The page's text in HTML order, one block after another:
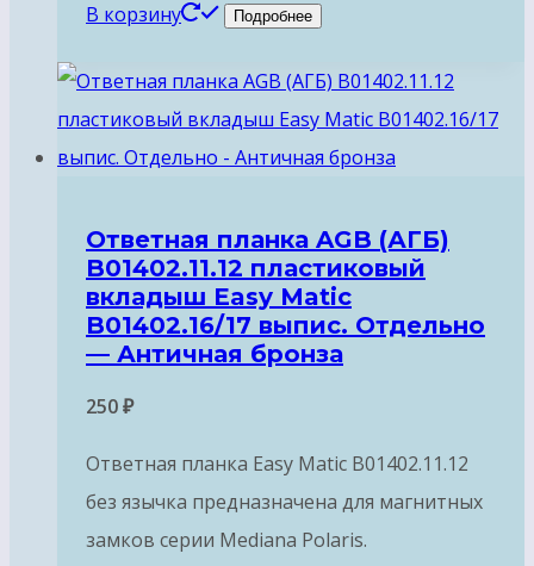
В корзину Подробнее
Ответная планка AGB (АГБ)
B01402.11.12 пластиковый
вкладыш Easy Matic
B01402.16/17 выпис. Отдельно
— Античная бронза
250₽
Ответная планка Easy Matic B01402.11.12
без язычка предназначена для магнитных
замков серии Mediana Polaris.